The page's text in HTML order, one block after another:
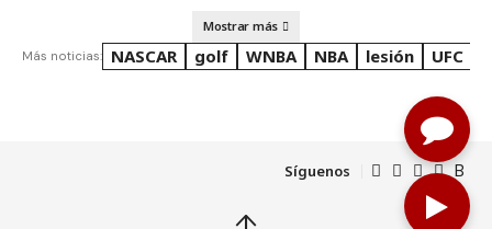
Mostrar más
Más noticias: NASCAR golf WNBA NBA lesión UFC
Síguenos